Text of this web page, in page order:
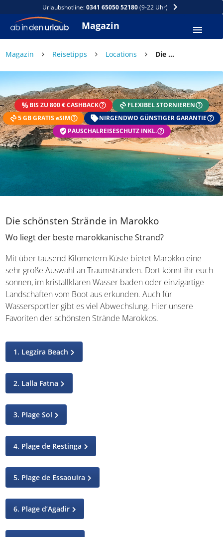
Urlaubshotline:0341 65050 52180(9-22 Uhr)
Magazin
Magazin Reisetipps Locations Die schönsten Strände in Marokko
BIS ZU 800 € CASHBACK
FLEXIBEL STORNIEREN
5 GB GRATIS eSIM
NIRGENDWO GÜNSTIGER GARANTIE
PAUSCHALREISESCHUTZ INKL.
Die schönsten Strände in Marokko
Wo liegt der beste marokkanische Strand?
Mit über tausend Kilometern Küste bietet Marokko eine
sehr große Auswahl an Traumstränden. Dort könnt ihr euch
sonnen, im kristallklaren Wasser baden oder einzigartige
Landschaften vom Boot aus erkunden. Auch für
Wassersportler gibt es viel Abwechslung. Hier unsere
Favoriten der schönsten Strände Marokkos.
1. Legzira Beach
2. Lalla Fatna
3. Plage Sol
4. Plage de Restinga
5. Plage de Essaouira
6. Plage d’Agadir